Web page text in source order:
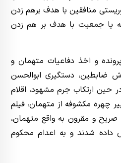
منافقین با هدف برهم زدن
یا جمعیت با هدف بر هم زدن
و اخذ دفاعیات متهمان و
ضابطین، دستگیری ابوالحسن
حین ارتکاب جرم مشهود، اقلام
چهره مکشوفه از متهمان، فیلم
صریح و مقرون به واقع متهمان،
داده شدند و به اعدام محکوم